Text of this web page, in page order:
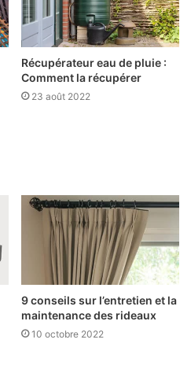
Récupérateur eau de pluie :
Comment la récupérer
23 août 2022
9 conseils sur l’entretien et la
maintenance des rideaux
10 octobre 2022